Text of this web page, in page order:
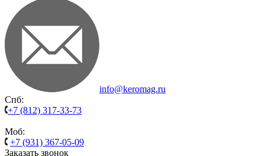
info@keromag.ru
Спб:
+7 (812) 317-33-73
Моб:
+7 (931) 367-05-09
Заказать звонок